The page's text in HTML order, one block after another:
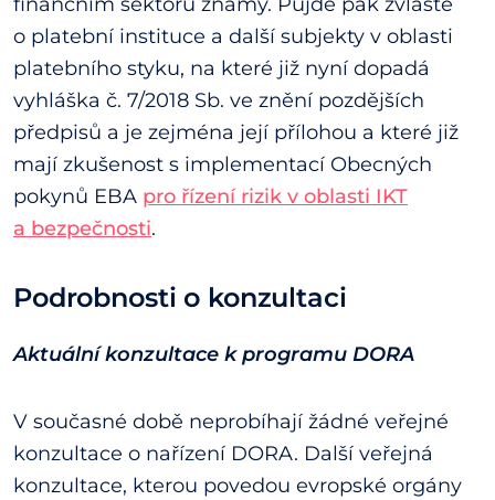
finančním sektoru známy. Půjde pak zvláště
o platební instituce a další subjekty v oblasti
platebního styku, na které již nyní dopadá
vyhláška č. 7/2018 Sb. ve znění pozdějších
předpisů a je zejména její přílohou a které již
mají zkušenost s implementací Obecných
pokynů EBA pro řízení rizik v oblasti IKT
a bezpečnosti.
Podrobnosti o konzultaci
Aktuální konzultace k programu DORA
V současné době neprobíhají žádné veřejné
konzultace o nařízení DORA. Další veřejná
konzultace, kterou povedou evropské orgány